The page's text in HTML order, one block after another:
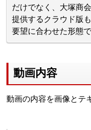
だけでなく、大塚商
提供するクラウド版
要望に合わせた形態
動画内容
動画の内容を画像とテ